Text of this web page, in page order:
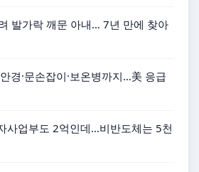
발가락 깨문 아내… 7년 만에 찾아
경·문손잡이·보온병까지…美 응급
사업부도 2억인데…비반도체는 5천